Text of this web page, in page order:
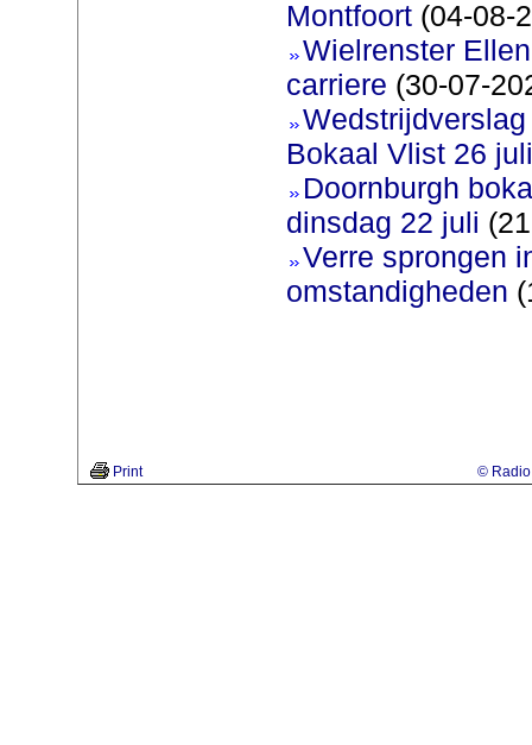
Montfoort(04-08-
Wielrenster
carriere (30-07-
Bokaal Vlist 26
Doornburgh
dinsdag 22 juli
Verre sprongen
omstandigheden
Print © Radio